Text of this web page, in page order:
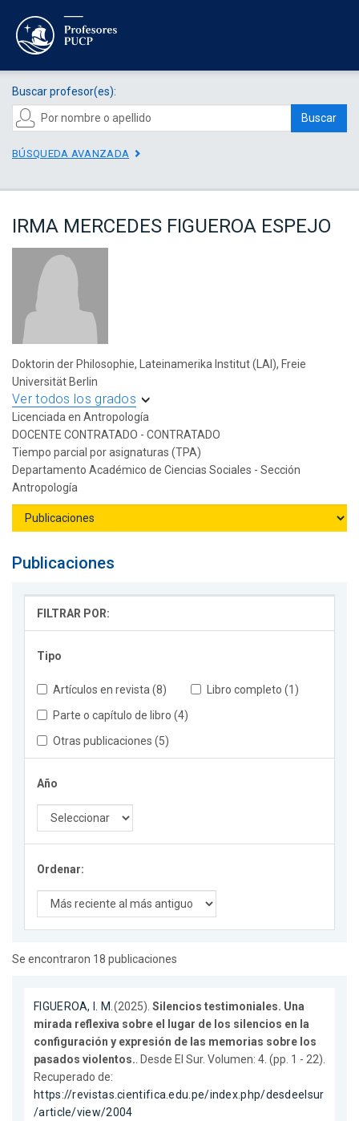
Buscar profesor(es):
Buscar
BÚSQUEDA AVANZADA
IRMA MERCEDES FIGUEROA ESPEJO
Doktorin der Philosophie, Lateinamerika Institut (LAI), Freie
Universität Berlin
Ver todos los grados
Licenciada en Antropología
DOCENTE CONTRATADO - CONTRATADO
Tiempo parcial por asignaturas (TPA)
Departamento Académico de Ciencias Sociales - Sección
Antropología
Publicaciones
FILTRAR POR:
Tipo
Artículos en revista (8)
Libro completo (1)
Parte o capítulo de libro (4)
Otras publicaciones (5)
Año
Ordenar:
Se encontraron 18 publicaciones
FIGUEROA, I. M.(2025). Silencios testimoniales. Una
mirada reflexiva sobre el lugar de los silencios en la
configuración y expresión de las memorias sobre los
pasados violentos.. Desde El Sur. Volumen: 4. (pp. 1 - 22).
Recuperado de:
https://revistas.cientifica.edu.pe/index.php/desdeelsur
/article/view/2004